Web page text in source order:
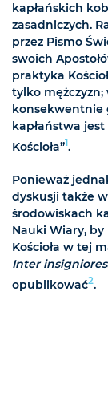
kapłańskich
zasadniczych.
przez Pismo
swoich
praktyka
tylko mężczyzn;
konsekwentnie
kapłaństwa
Kościoła”1.
Ponieważ
dyskusji także
środowiskach
Nauki Wiary, by
Kościoła w tej
Inter insigniores
opublikować2.